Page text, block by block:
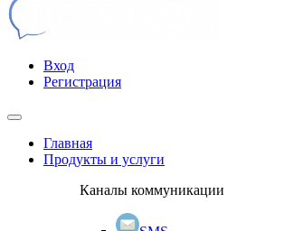
Вход
Регистрация
Главная
Продукты и услуги
Каналы коммуникации